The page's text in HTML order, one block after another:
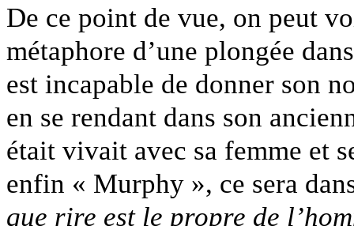
De ce point de vue, on peut
métaphore d’une plongée
est incapable de donner son
en se rendant dans son
était vivait avec sa femme et
enfin « Murphy », ce sera
que rire est le propre de